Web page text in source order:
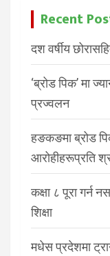
Recent
दश वर्षीय
‘ब्रोड पिक’ मा
प्रज्वलन
हङकङमा ब्रोड
आरोहीहरूप्रति
कक्षा ८ पूरा गर्न
शिक्षा
मधेस प्रदेशमा